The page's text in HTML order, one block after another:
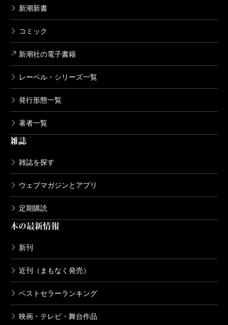
新潮新書
コミック
新潮社の電子書籍
レーベル・シリーズ一覧
発行形態一覧
著者一覧
雑誌
雑誌を探す
ウェブマガジンとアプリ
定期購読
本の最新情報
新刊
近刊（まもなく発売）
ベストセラーランキング
映画・テレビ・舞台作品